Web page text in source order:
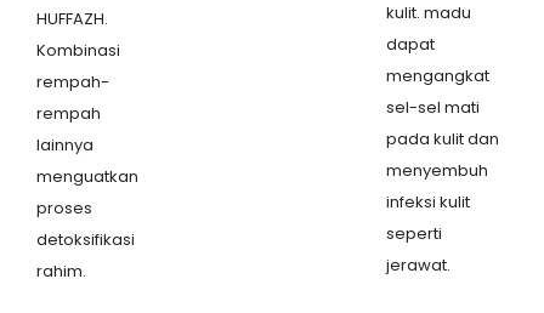
HUFFAZH.
Kombinasi
rempah-
rempah
lainnya
menguatkan
proses
detoksifikasi
rahim.
kulit. madu
dapat
mengangkat
sel-sel mati
pada kulit dan
menyembuh
infeksi kulit
seperti
jerawat.